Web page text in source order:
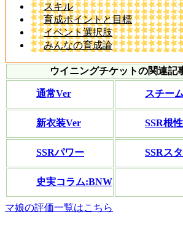
スキル
育成ポイントと目標
イベント選択肢
みんなの育成論
ウイニングチケットの関連記
通常Ver スチー
新衣装Ver SSR根
SSRパワー SSRス
史実コラム:BNW
マ娘の評価一覧はこちら